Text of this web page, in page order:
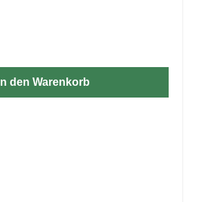
In den Warenkorb